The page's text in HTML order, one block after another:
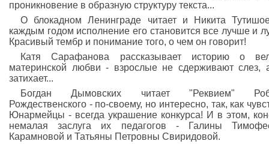
проникновение в образную структуру текста...
О блокадном Ленинграде читает и Никита
каждым годом исполнение его становится все лучше и
Красивый тембр и понимание того, о чем он говорит!
Катя Сарафанова рассказывает историю о
материнской любви - взрослые не сдерживают слез,
затихает...
Богдан Дымовских читает "Реквием"
Рождественского - по-своему, но интересно, так, как
Юнармейцы - всегда украшение конкурса! И в этом,
немалая заслуга их педагогов - Галины
Карамновой и Татьяны Петровны Свиридовой.